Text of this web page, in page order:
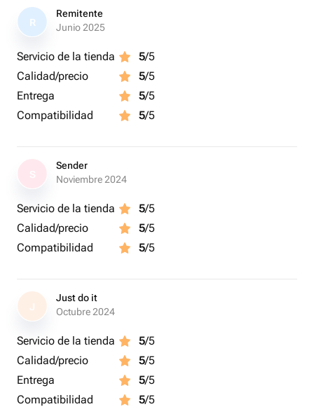
R
Remitente
Junio 2025
Servicio de la tienda 5/5
Calidad/precio
5/5
Entrega
5/5
Compatibilidad
5/5
Sender
Noviembre 2024
Servicio de la tienda 5/5
Calidad/precio
5/5
Compatibilidad
5/5
J
Just do it
Octubre 2024
Servicio de la tienda 5/5
Calidad/precio
5/5
Entrega
5/5
Compatibilidad
5/5